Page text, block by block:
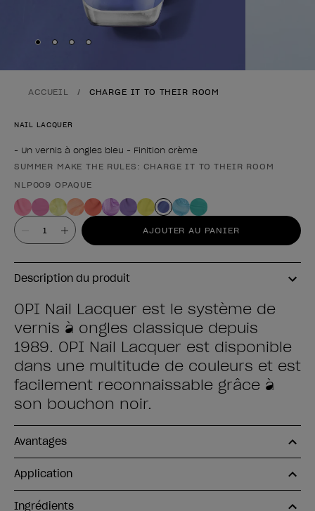
Skip to slide
Skip to slide
Skip to slide
Skip to slide
ACCUEIL CHARGE IT TO THEIR ROOM
NAIL LACQUER
- Un vernis à ongles bleu - Finition crème
Forme du produit
SUMMER MAKE THE RULES: CHARGE IT TO THEIR ROOM
NLP009 OPAQUE
Valeur AJOUTER AU PANIER
Description du produit
OPI Nail Lacquer est le système de
vernis à ongles classique depuis
1989. OPI Nail Lacquer est disponible
dans une multitude de couleurs et est
facilement reconnaissable grâce à
son bouchon noir.
Avantages
Application
Ingrédients